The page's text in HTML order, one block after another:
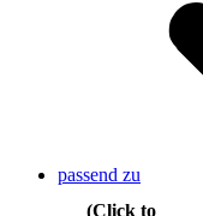
passend zu
(Click to